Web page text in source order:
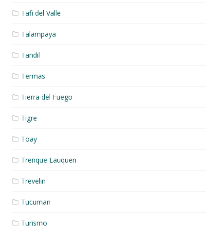
Tafi del Valle
Talampaya
Tandil
Termas
Tierra del Fuego
Tigre
Toay
Trenque Lauquen
Trevelin
Tucuman
Turismo